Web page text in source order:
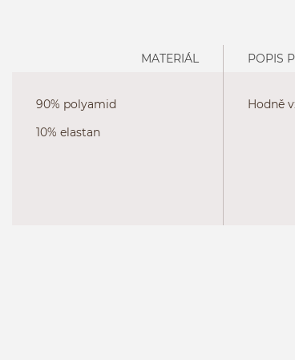
MATERIÁL
90% polyamid
10% elastan
POPIS
Hodně